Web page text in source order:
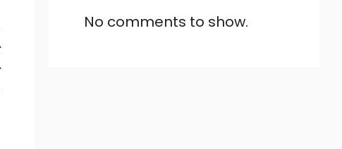
No comments to show.